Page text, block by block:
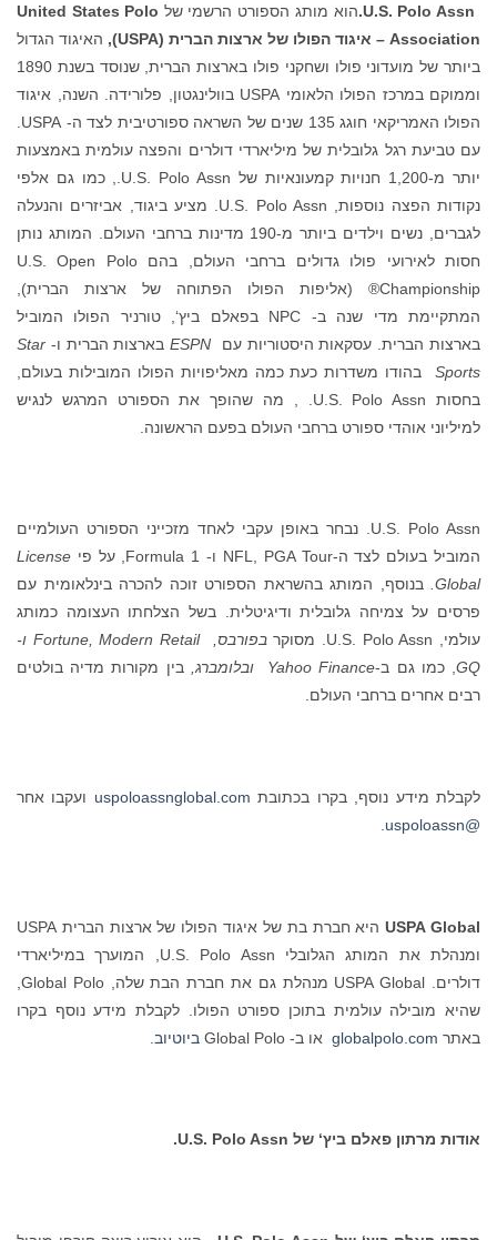
הוא מותג הספורט הרשמי של United States Polo
Association – איגוד הפולו של ארצות הברית (USPA
), האיגוד הגדול
ביותר של מועדוני פולו ושחקני פולו בארצות הברית, שנוסד בשנת 1890
וממוקם במרכז הפולו הלאומי USPA בוולינגטון, פלורידה. השנה, איגוד
עם טביעת רגל גלובלית של מיליארדי דולרים והפצה עולמית באמצעות
יותר מ-1,200 חנויות קמעונאיות של U.S. Polo Assn., כמו גם אלפי
נקודות הפצה נוספות, U.S. Polo Assn. מציע ביגוד, אביזרים והנעלה
לגברים, נשים וילדים ביותר מ-190 מדינות ברחבי העולם. המותג נותן
חסות לאירועי פולו גדולים ברחבי העולם, בהם U.S. Open Polo
Championship® (אליפות הפולו הפתוחה של ארצות הברית),
המתקיימת מדי שנה ב- NPC בפאלם ביץ‘, טורניר הפולו המוביל
בארצות הברית. עסקאות היסטוריות עם ESPNבארצות הברית ו- Star
Sports
בהודו משדרות כעת כמה מאליפויות הפולו המובילות בעולם,
בחסות U.S. Polo Assn. , מה שהופך את הספורט המרגש לנגיש
למיליוני אוהדי ספורט ברחבי העולם בפעם הראשונה.
U.S. Polo Assn. נבחר באופן עקבי לאחד מזכייני הספורט העולמיים
המוביל בעולם לצד ה-NFL, PGA Tour ו- Formula 1, על פי
License
Global
.בנוסף, המותג בהשראת הספורט זוכה להכרה בינלאומית עם
פרסים על צמיחה גלובלית ודיגיטלית. בשל הצלחתו העצומה כמותג
עולמי, U.S. Polo Assn. מסוקר
בפורבס, Fortune,Modern Retail
ו-
GQ, כמו גם ב-Yahoo Finance ובלומברג,בין מקורות מדיה בולטים
רבים אחרים ברחבי העולם.
לקבלת מידע נוסף, בקרו בכתובת uspoloassnglobal.com ועקבו אחר
@uspoloassn
USPA Global
היא חברת בת של איגוד הפולו של ארצות הברית USPA
ומנהלת את המותג הגלובלי U.S. Polo Assn, המוערך במיליארדי
שהיא מובילה עולמית בתוכן ספורט הפולו. לקבלת מידע נוסף בקרו
באתר globalpolo.com או ב- Global Polo ביוטיוב
אודות מרתון פאלם ביץ‘ של U.S. Polo Assn.